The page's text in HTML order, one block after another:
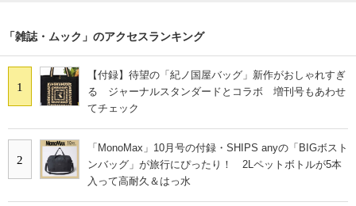
「雑誌・ムック」のアクセスランキング
1
【付録】待望の「紀ノ国屋バッグ」新作がおしゃれすぎ
る ジャーナルスタンダードとコラボ 増刊号もあわせ
てチェック
2
「MonoMax」10月号の付録・SHIPS anyの「BIGボスト
ンバッグ」が旅行にぴったり！ 2Lペットボトルが5本
入って高耐久＆はっ水